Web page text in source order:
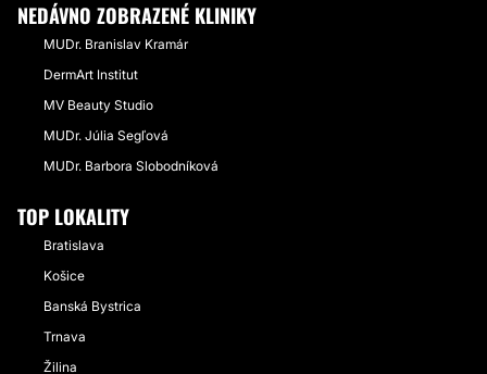
NEDÁVNO ZOBRAZENÉ KLINIKY
MUDr. Branislav Kramár
DermArt Institut
MV Beauty Studio
MUDr. Júlia Segľová
MUDr. Barbora Slobodníková
TOP LOKALITY
Bratislava
Košice
Banská Bystrica
Trnava
Žilina